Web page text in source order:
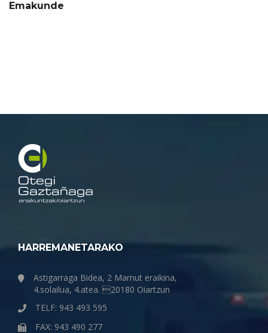
Emakunde
HARREMANETARAKO
Astigarraga Bidea, 2 Mamut eraikina,
4.solailua, 4.atea. 20180 Oiartzun
TELF: 943 493 595
FAX: 943 490 277